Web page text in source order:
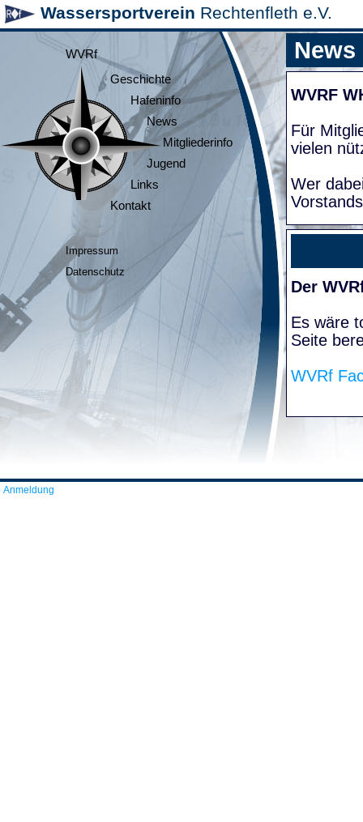
Wassersportverein Rechtenfleth e.V.
WVRf
Geschichte
Hafeninfo
News
Mitgliederinfo
Jugend
Links
Kontakt
Impressum
Datenschutz
News
WVRF
Für
vielen
Wer
Der
Es wäre
Seite
WVRf
Anmeldung